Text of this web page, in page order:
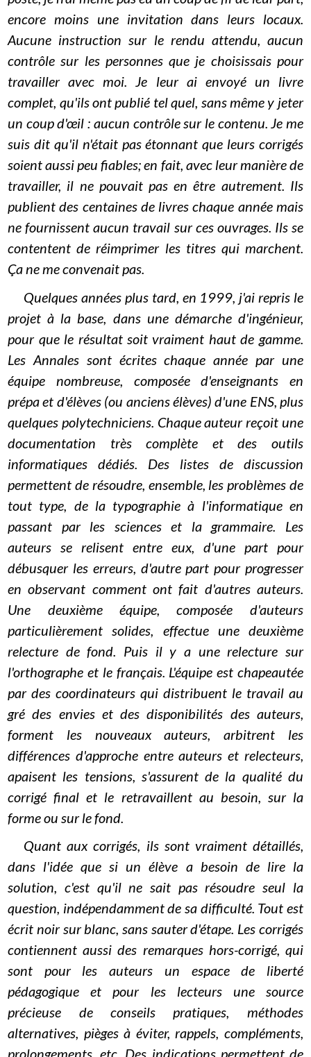
encore moins une invitation dans leurs locaux.
Aucune instruction sur le rendu attendu, aucun
contrôle sur les personnes que je choisissais pour
travailler avec moi. Je leur ai envoyé un livre
complet, qu'ils ont publié tel quel, sans même y jeter
un coup d'œil : aucun contrôle sur le contenu. Je me
suis dit qu'il n'était pas étonnant que leurs corrigés
soient aussi peu fiables; en fait, avec leur manière de
travailler, il ne pouvait pas en être autrement. Ils
publient des centaines de livres chaque année mais
ne fournissent aucun travail sur ces ouvrages. Ils se
contentent de réimprimer les titres qui marchent.
Ça ne me convenait pas.
Quelques années plus tard, en 1999, j'ai repris le
projet à la base, dans une démarche d'ingénieur,
pour que le résultat soit vraiment haut de gamme.
Les Annales sont écrites chaque année par une
équipe nombreuse, composée d'enseignants en
prépa et d'élèves (ou anciens élèves) d'une ENS, plus
quelques polytechniciens. Chaque auteur reçoit une
documentation très complète et des outils
informatiques dédiés. Des listes de discussion
permettent de résoudre, ensemble, les problèmes de
tout type, de la typographie à l'informatique en
passant par les sciences et la grammaire. Les
auteurs se relisent entre eux, d'une part pour
débusquer les erreurs, d'autre part pour progresser
en observant comment ont fait d'autres auteurs.
Une deuxième équipe, composée d'auteurs
particulièrement solides, effectue une deuxième
relecture de fond. Puis il y a une relecture sur
l'orthographe et le français. L'équipe est chapeautée
par des coordinateurs qui distribuent le travail au
gré des envies et des disponibilités des auteurs,
forment les nouveaux auteurs, arbitrent les
différences d'approche entre auteurs et relecteurs,
apaisent les tensions, s'assurent de la qualité du
corrigé final et le retravaillent au besoin, sur la
forme ou sur le fond.
Quant aux corrigés, ils sont vraiment détaillés,
dans l'idée que si un élève a besoin de lire la
solution, c'est qu'il ne sait pas résoudre seul la
question, indépendamment de sa difficulté. Tout est
écrit noir sur blanc, sans sauter d'étape. Les corrigés
contiennent aussi des remarques hors-corrigé, qui
sont pour les auteurs un espace de liberté
pédagogique et pour les lecteurs une source
précieuse de conseils pratiques, méthodes
alternatives, pièges à éviter, rappels, compléments,
prolongements, etc. Des indications permettent de